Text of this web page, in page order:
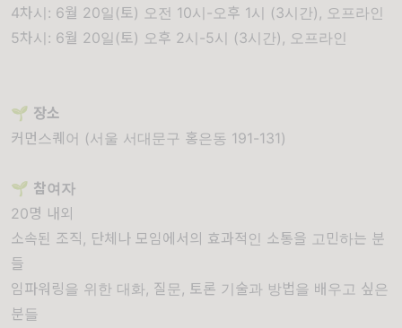
4차시: 6월 20일(토) 오전 10시-오후 1시 (3시간), 오프라인
5차시: 6월 20일(토) 오후 2시-5시 (3시간), 오프라인
🌱 장소
커먼스퀘어 (서울 서대문구 홍은동 191-131)
🌱 참여자
20명 내외
소속된 조직, 단체나 모임에서의 효과적인 소통을 고민하는 분
들
임파워링을 위한 대화, 질문, 토론 기술과 방법을 배우고 싶은
분들